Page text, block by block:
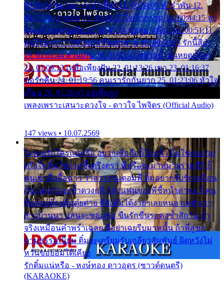
00:30:54 ขบวนการเปาเปียว 11. 00:34:05 คำรำพัน 12.
00:37:20 ปาหนัน 13. 00:40:37 ใจเจ้ากรรม 14. 00:44:15 จูบ
ฉันแล้วจงตายเสีย 15. 00:47:24 ขอสูมาเต๊อะ 16. 00:51:11
คนใจมาร 17. 00:54:50 คืนทรมาน 18. 00:58:25 รักนี้สีดำ
19. 01:01:44 ส่วนเกิน 20. 01:05:42 หยาดน้ำฝนหยดน้ำตา
21. 01:09:13 เหลือเพียงฝัน 22. 01:13:26 เขา 23. 01:16:37
ขอรักคืน 24. 01:19:56 คนเรารักกันยาก 25. 01:23:06 หัวใจ
เถื่อน 26. 01:26:45 อยู่เพื่อลูก
เพลงเพราะเสนาะดวงใจ - ดาวใจ ไพจิตร (Official Audio)
147 views • 10.07.2569
ไม่เคยรักใครแน่หรือ อยากเชื่อถือก็ไม่กล้า ติ๋มใช่คนสวย
ตรึงใจ ติ๋มใช่งามซึ้งตรึงตรา พี่หรือจะมาหมายร่วมชีวี ก็
คนเขาลืออื้อฉาว ว่าสาวๆรุมตอมพี่ ติ๋มอยากรับรักเหมือน
กัน แต่หวั่นจะช้ำดวงฤดี กลัวแฟนของพี่ชี้หน้าด่าทอ ก็คน
ชื่อต๋อยต้อยตุ้มตุ๋ยต่าย พี่ยังลืมได้ง่ายๆเลยหนอ แค่ตัวเรา
สาวบ้านนา แสนจะซอมซ่อ ขืนรักขืนรอคงช้ำสักวัน ถ้า
จริงเหมือนคำพร่ำเฉลย พี่อย่าเฉยรีบมาหมั้น ถ้าพี่สู่ขอ
ตามธรรมเนียม ติ๋มจะเตรียมรับเกลียวสัมพันธ์ ผิดหวังไม่
หวั่นขอยอมได้เคียง
รักติ๋มแน่หรือ - หงษ์ทอง ดาวอุดร (ซาวด์ดนตรี)
(KARAOKE)